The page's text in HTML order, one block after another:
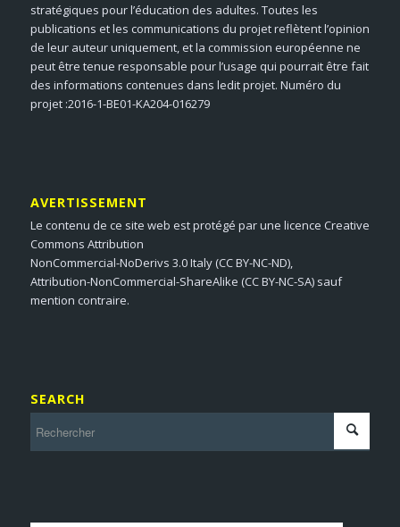
stratégiques pour l’éducation des adultes. Toutes les
publications et les communications du projet reflètent l’opinion
de leur auteur uniquement, et la commission européenne ne
peut être tenue responsable pour l’usage qui pourrait être fait
des informations contenues dans ledit projet. Numéro du
projet :2016-1-BE01-KA204-016279
AVERTISSEMENT
Le contenu de ce site web est protégé par une licence Creative
Commons Attribution
NonCommercial-NoDerivs 3.0 Italy (CC BY-NC-ND),
Attribution-NonCommercial-ShareAlike (CC BY-NC-SA) sauf
mention contraire.
SEARCH